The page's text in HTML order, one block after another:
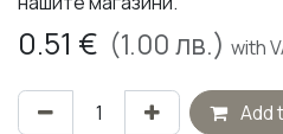
0.51 € (1.00лв.) with
Add